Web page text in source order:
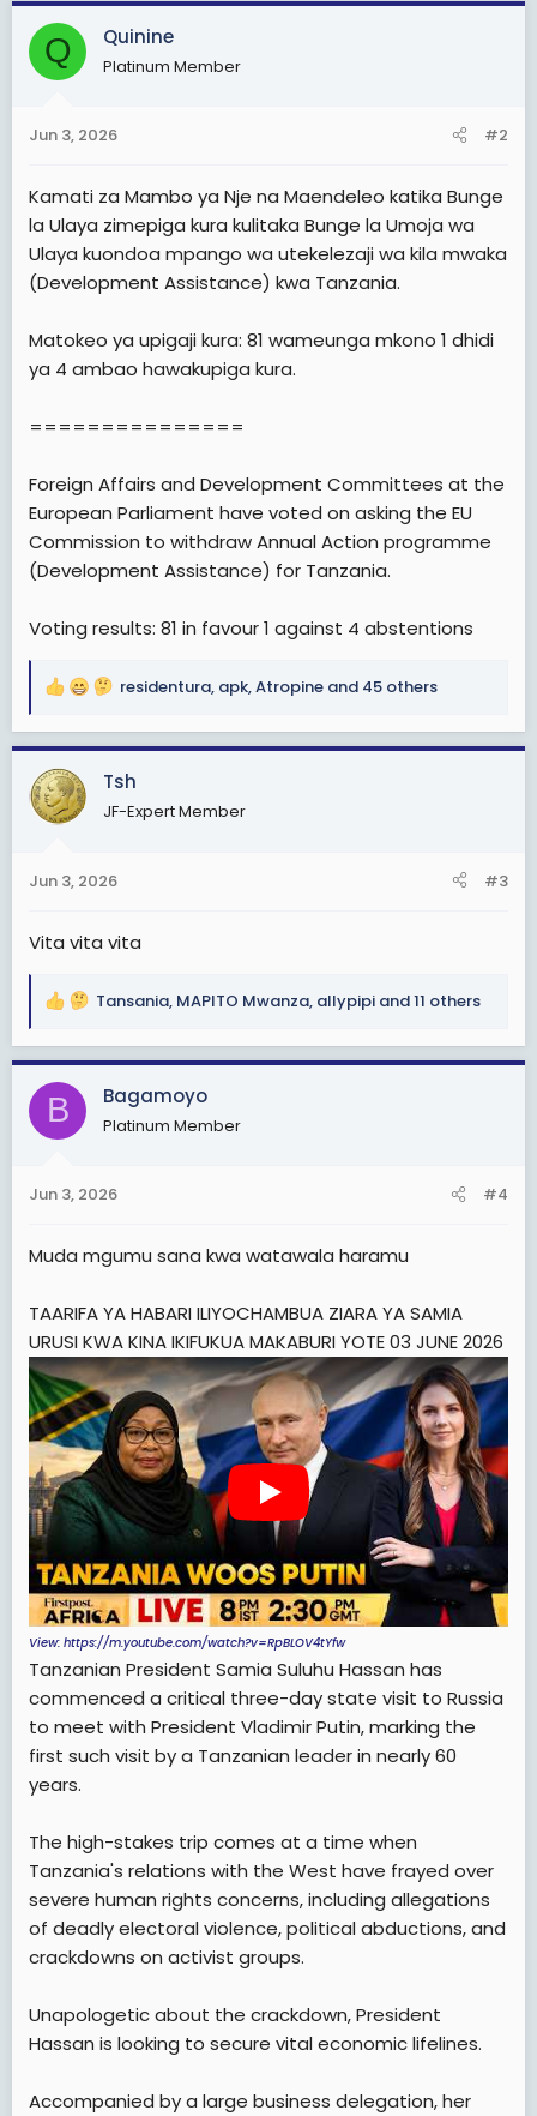
c
t
i
s
Q Quinine
Platinum Member
Jun 3, 2026 #2
Kamati za Mambo ya Nje na Maendeleo katika Bunge
la Ulaya zimepiga kura kulitaka Bunge la Umoja wa
Ulaya kuondoa mpango wa utekelezaji wa kila mwaka
(Development Assistance) kwa Tanzania.
Matokeo ya upigaji kura: 81 wameunga mkono 1 dhidi
ya 4 ambao hawakupiga kura.
===============
Foreign Affairs and Development Committees at the
European Parliament have voted on asking the EU
Commission to withdraw Annual Action programme
(Development Assistance) for Tanzania.
Voting results: 81 in favour 1 against 4 abstentions
R
a
c
t
i
s
residentura, apk,Atropine and 45 others
Tsh
JF-Expert Member
Jun 3, 2026 #3
Vita vita vita
R
a
c
i
s
Tansania, MAPITO Mwanza, allypipi and 11 others
B Bagamoyo
Platinum Member
Jun 3, 2026 #4
Muda mgumu sana kwa watawala haramu
TAARIFA YA HABARI ILIYOCHAMBUA ZIARA YA SAMIA
URUSI KWA KINA IKIFUKUA MAKABURI YOTE 03 JUNE 2026
View: https://m.youtube.com/watch?v=RpBLOV4tYfw
Tanzanian President Samia Suluhu Hassan has
commenced a critical three-day state visit to Russia
to meet with President Vladimir Putin, marking the
first such visit by a Tanzanian leader in nearly 60
years.
The high-stakes trip comes at a time when
Tanzania's relations with the West have frayed over
severe human rights concerns, including allegations
of deadly electoral violence, political abductions, and
crackdowns on activist groups.
Unapologetic about the crackdown, President
Hassan is looking to secure vital economic lifelines.
Accompanied by a large business delegation, her